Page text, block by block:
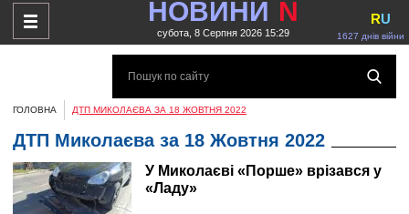
НОВИНИ N
субота, 8 Серпня 2026 15:29 1627 днів війни
RU
ГОЛОВНА ДТП МИКОЛАЄВА ЗА 18 ЖОВТНЯ 2022
ДТП Миколаєва за 18 Жовтня 2022
У Миколаєві «Порше» врізався у
«Ладу»